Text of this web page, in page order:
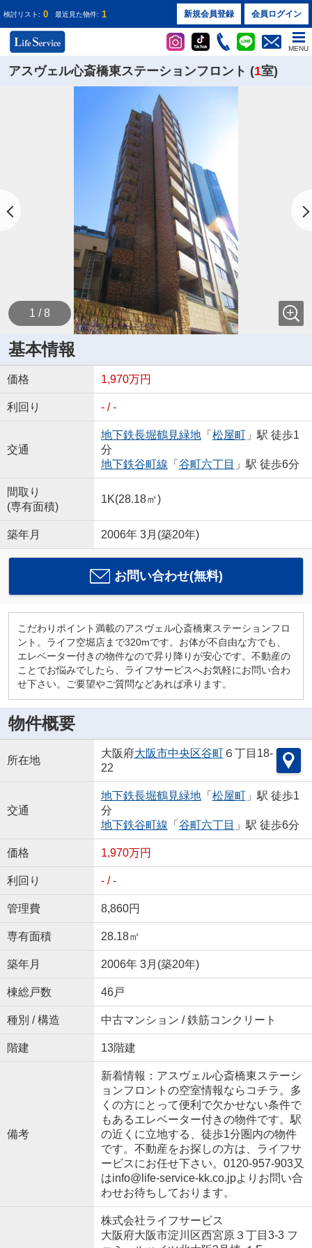
検討リスト: 0 最近見た物件: 1 新規会員登録 会員ログイン
MENU
アスヴェル心斎橋東ステーションフロント (1室)
1 / 8
基本情報
価格 1,970万円
利回り - / -
交通
地下鉄長堀鶴見緑地「 松屋町」駅 徒歩1
分
地下鉄谷町線 「 谷町六丁目 」駅 徒歩6分
間取り
(専有面積)
1K(28.18㎡)
築年月 2006年 3月(築20年)
お問い合わせ(無料)
こだわりポイント満載のアスヴェル心斎橋東ステーションフロ
ント。ライフ空堀店まで320mです。お体が不自由な方でも、
エレベーター付きの物件なので昇り降りが安心です。不動産の
ことでお悩みでしたら、ライフサービスへお気軽にお問い合わ
せ下さい。ご要望やご質問などあれば承ります。
物件概要
所在地
大阪府大阪市中央区谷町６丁目18-
22
交通
地下鉄長堀鶴見緑地「 松屋町」駅 徒歩1
分
地下鉄谷町線 「 谷町六丁目 」駅 徒歩6分
価格 1,970万円
利回り - / -
管理費 8,860円
専有面積 28.18㎡
築年月 2006年 3月(築20年)
棟総戸数 46戸
種別 / 構造 中古マンション / 鉄筋コンクリート
階建 13階建
備考
新着情報：アスヴェル心斎橋東ステーシ
ョンフロントの空室情報ならコチラ。多
くの方にとって便利で欠かせない条件で
もあるエレベーター付きの物件です。駅
の近くに立地する、徒歩1分圏内の物件
です。不動産をお探しの方は、ライフサ
ービスにお任せ下さい。0120-957-903又
はinfo@life-service-kk.co.jpよりお問い合
わせお待ちしております。
株式会社ライフサービス
大阪府大阪市淀川区西宮原３丁目3-3 フ